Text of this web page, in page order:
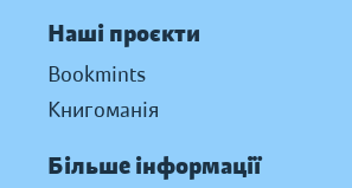
Наші проєкти
Bookmints
Книгоманія
Більше інформації